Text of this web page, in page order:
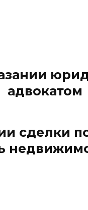
адвокатом
сделки
__